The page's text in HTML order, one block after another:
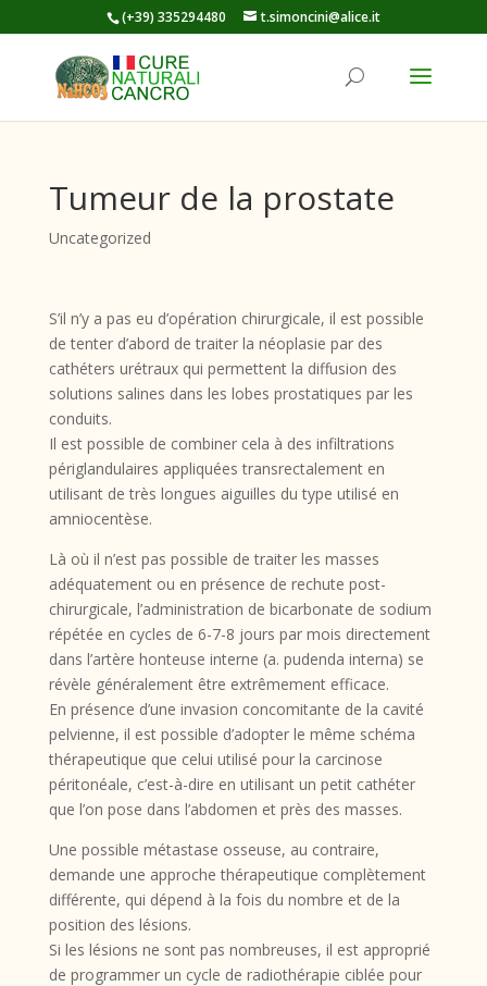
(+39) 335294480 t.simoncini@alice.it
Tumeur de la prostate
Uncategorized
S’il n’y a pas eu d’opération chirurgicale, il est possible
de tenter d’abord de traiter la néoplasie par des
cathéters urétraux qui permettent la diffusion des
solutions salines dans les lobes prostatiques par les
conduits.
Il est possible de combiner cela à des infiltrations
périglandulaires appliquées transrectalement en
utilisant de très longues aiguilles du type utilisé en
amniocentèse.
Là où il n’est pas possible de traiter les masses
adéquatement ou en présence de rechute post-
chirurgicale, l’administration de bicarbonate de sodium
répétée en cycles de 6-7-8 jours par mois directement
dans l’artère honteuse interne (a. pudenda interna) se
révèle généralement être extrêmement efficace.
En présence d’une invasion concomitante de la cavité
pelvienne, il est possible d’adopter le même schéma
thérapeutique que celui utilisé pour la carcinose
péritonéale, c’est-à-dire en utilisant un petit cathéter
que l’on pose dans l’abdomen et près des masses.
Une possible métastase osseuse, au contraire,
demande une approche thérapeutique complètement
différente, qui dépend à la fois du nombre et de la
position des lésions.
Si les lésions ne sont pas nombreuses, il est approprié
de programmer un cycle de radiothérapie ciblée pour